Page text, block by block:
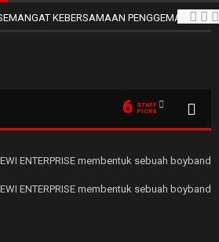
KEBERSAMAAN PENGGEMAR
6
STAFF
PICKS